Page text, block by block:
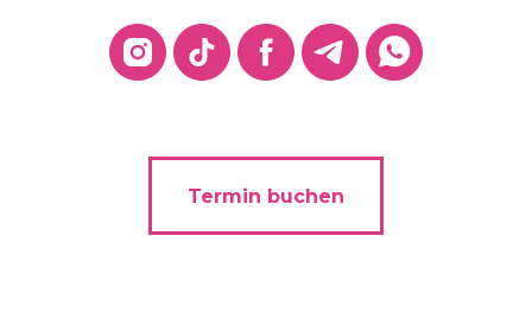
Termin buchen